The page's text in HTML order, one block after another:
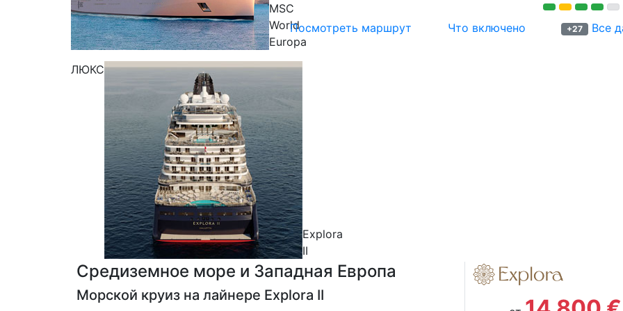
MSC
World
Europa
Посмотреть маршрут Что включено +27 Все
ЛЮКС
Explora
II
Средиземное море и Западная Европа
Морской круиз на лайнере Explora II